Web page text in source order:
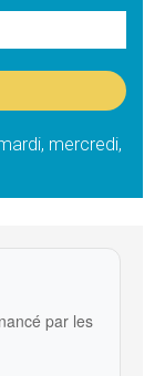
mercredi,
par les